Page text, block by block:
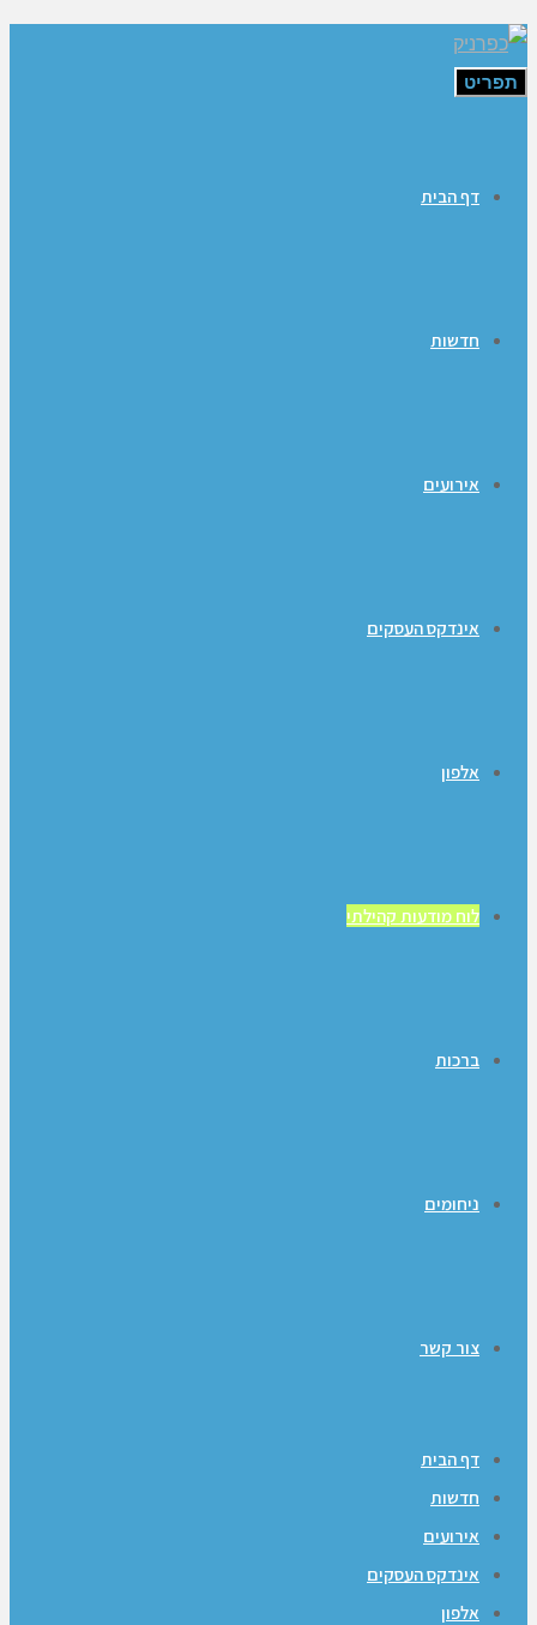
תפריט
דף הבית
חדשות
אירועים
אינדקס העסקים
אלפון
לוח מודעות קהילתי
ברכות
ניחומים
צור קשר
דף הבית
חדשות
אירועים
אינדקס העסקים
אלפון